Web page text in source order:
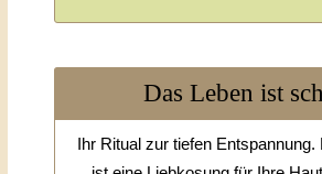
Das Leben ist
Ihr Ritual zur tiefen Entspannung.